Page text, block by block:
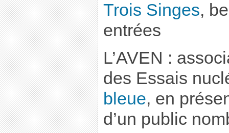
Trois Singes,
entrées
L’AVEN :
des Essais
bleue, en
d’un public